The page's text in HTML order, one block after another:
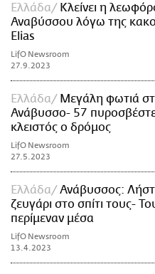
Ελλάδα
Κλείνει η
Αναβύσσου λόγω της
Elias
LifO Newsroom
27.9.2023
Ελλάδα
Μεγάλη φωτιά
Ανάβυσσο- 57
κλειστός ο δρόμος
LifO Newsroom
27.5.2023
Ελλάδα
Ανάβυσσος:
ζευγάρι στο σπίτι τους-
περίμεναν μέσα
LifO Newsroom
13.4.2023